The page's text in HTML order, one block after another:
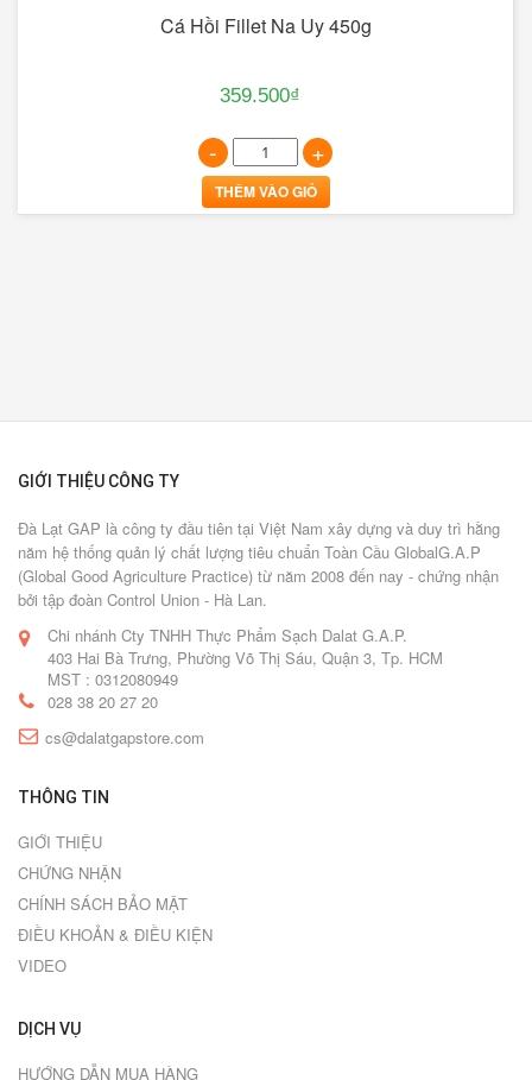
Cá Hồi Fillet Na Uy 450g
359.500₫
- +
THÊM VÀO GIỎ
GIỚI THIỆU CÔNG TY
Đà Lạt GAP là công ty đầu tiên tại Việt Nam xây dựng và duy trì hằng
năm hệ thống quản lý chất lượng tiêu chuẩn Toàn Cầu GlobalG.A.P
(Global Good Agriculture Practice) từ năm 2008 đến nay - chứng nhận
bởi tập đoàn Control Union - Hà Lan.
Chi nhánh Cty TNHH Thực Phẩm Sạch Dalat G.A.P.
403 Hai Bà Trưng, Phường Võ Thị Sáu, Quận 3, Tp. HCM
MST : 0312080949
028 38 20 27 20
cs@dalatgapstore.com
THÔNG TIN
GIỚI THIỆU
CHỨNG NHẬN
CHÍNH SÁCH BẢO MẬT
ĐIỀU KHOẢN & ĐIỀU KIỆN
VIDEO
DỊCH VỤ
HƯỚNG DẪN MUA HÀNG